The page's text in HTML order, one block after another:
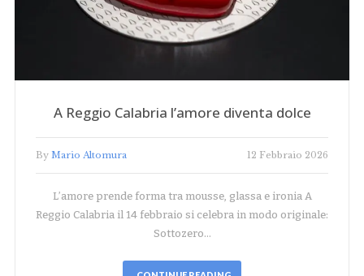
A Reggio Calabria l’amore diventa dolce
By Mario Altomura 12 Febbraio 2026
L’amore prende forma tra mousse, glassa e ironia A
Reggio Calabria il 14 febbraio si celebra in modo originale:
Sottozero…